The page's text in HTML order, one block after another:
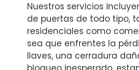
Nuestros servicios
de puertas de todo tipo,
residenciales como
sea que enfrentes la
llaves, una cerradura